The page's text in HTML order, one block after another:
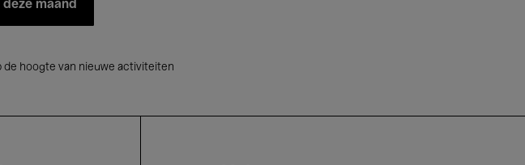
maand
de hoogte van nieuwe activiteiten